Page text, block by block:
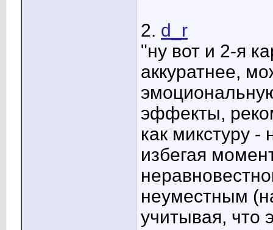
2. d_r
"ну вот и 2-я
аккуратнее,
эффекты,
как микстуру -
избегая
неуместным
учитывая, что